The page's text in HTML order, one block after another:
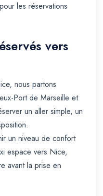
les réservations
vers
nous partons
Port de Marseille et
un aller simple, un
un niveau de confort
espace vers Nice,
avant la prise en